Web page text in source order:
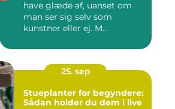
have glæde af, uanset om
man ser sig selv som
kunstner eller ej. M...
25. sep
Stueplanter for begyndere:
Sådan holder du dem i live